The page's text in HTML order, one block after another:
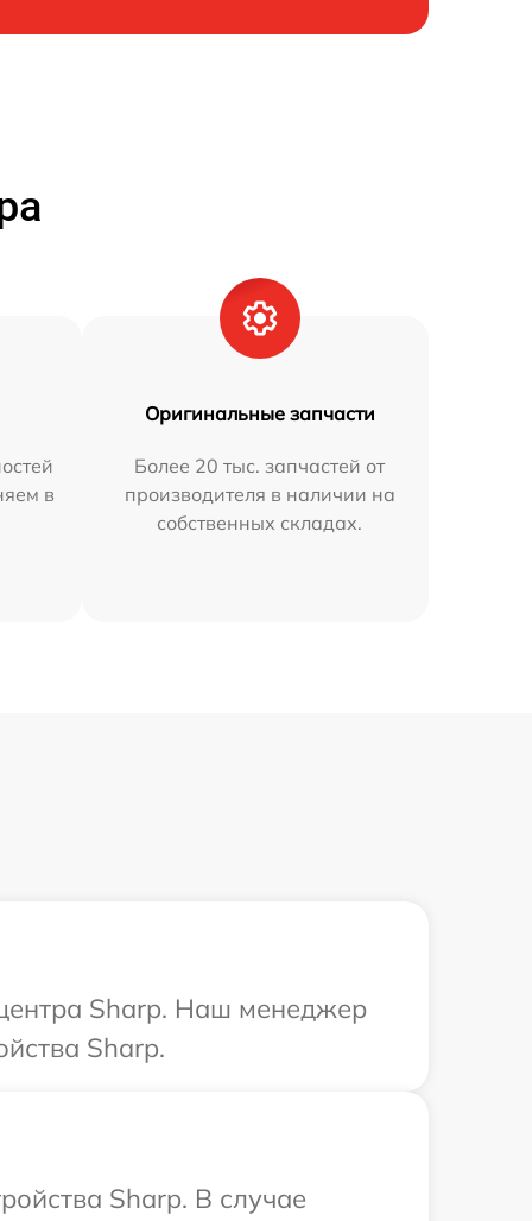
в
Оригинальные запчасти
Более 20 тыс. запчастей от
производителя в наличии на
собственных складах.
Sharp. Наш менеджер
Sharp.
Sharp. В случае